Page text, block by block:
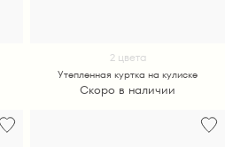
2 цвета
Утепленная куртка на кулиске
Скоро в наличии